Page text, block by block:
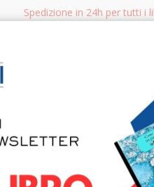
Spedizione in 24h per tutti i
LIBRI PER BAMBINI E RAGAZZI